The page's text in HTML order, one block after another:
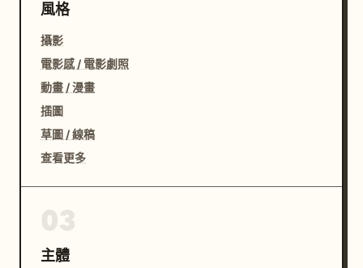
風格
攝影
電影感 / 電影劇照
動畫 / 漫畫
插圖
草圖 / 線稿
查看更多
主體